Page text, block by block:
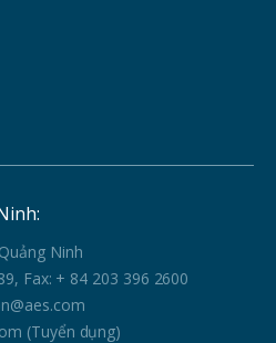
Ninh
Fax: + 84 203 396 2600
(Tuyển dụng)